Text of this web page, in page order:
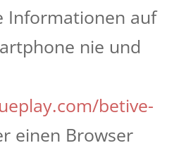
Informationen auf
nie und
betive-
einen Browser